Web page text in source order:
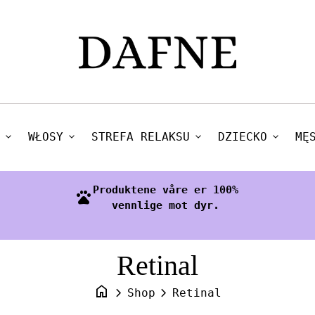
expand_more WŁOSY expand_more STREFA RELAKSU expand_more DZIECKO expand_more
pets Produktene våre er 100%
vennlige mot dyr.
Retinal
home chevron_right Shop chevron_right Retinal